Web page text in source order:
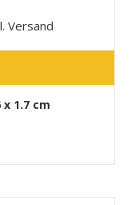
Versand
x 1.7 cm